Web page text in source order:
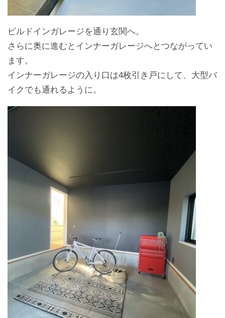
ビルドインガレージを通り玄関へ。
さらに奥に進むとインナーガレージへとつながってい
ます。
インナーガレージの入り口は4枚引き戸にして、大型バ
イクでも通れるように。